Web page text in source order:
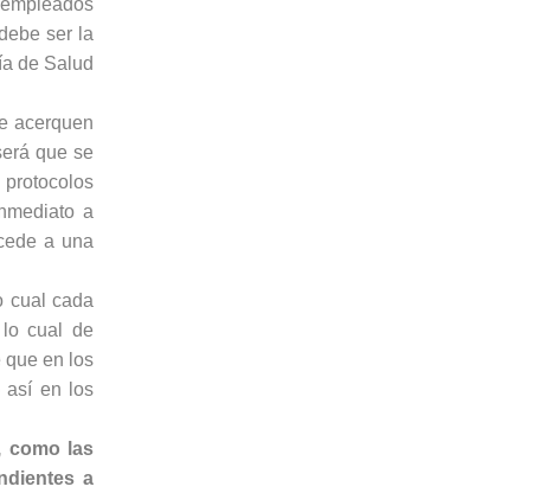
ser la
de Salud
acerquen
que se
a
a una
cual cada
lo cual de
que en los
así en los
como las
a